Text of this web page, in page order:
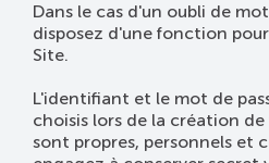
Dans le cas d'un oubli de
disposez d'une fonction
Site.
L'identifiant et le mot de
choisis lors de la création
sont propres, personnels et